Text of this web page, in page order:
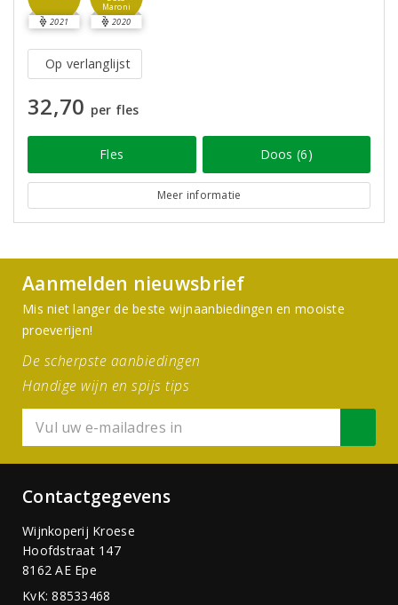
2021
Maroni
2020
Op verlanglijst
32,70 per fles
Fles Doos (6)
Meer informatie
Aanmelden nieuwsbrief
Mis niet langer de beste wijnaanbiedingen en mooiste
proeverijen!
De scherpste aanbiedingen
Handige wijn en spijs tips
Contactgegevens
Wijnkoperij Kroese
Hoofdstraat 147
8162 AE Epe
KvK: 88533468